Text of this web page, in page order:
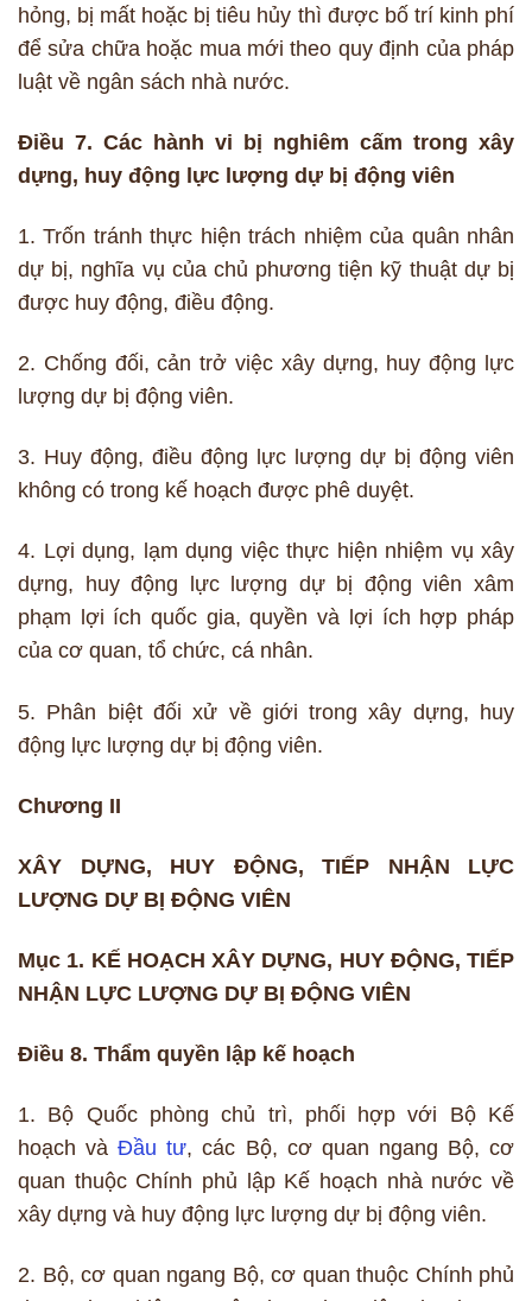
hỏng, bị mất hoặc bị tiêu hủy thì được bố trí kinh phí
để sửa chữa hoặc mua mới theo quy định của pháp
luật về ngân sách nhà nước.
Điều 7. Các hành vi bị nghiêm cấm trong xây
dựng, huy động lực lượng dự bị động viên
1. Trốn tránh thực hiện trách nhiệm của quân nhân
dự bị, nghĩa vụ của chủ phương tiện kỹ thuật dự bị
được huy động, điều động.
2. Chống đối, cản trở việc xây dựng, huy động lực
lượng dự bị động viên.
3. Huy động, điều động lực lượng dự bị động viên
không có trong kế hoạch được phê duyệt.
4. Lợi dụng, lạm dụng việc thực hiện nhiệm vụ xây
dựng, huy động lực lượng dự bị động viên xâm
phạm lợi ích quốc gia, quyền và lợi ích hợp pháp
của cơ quan, tổ chức, cá nhân.
5. Phân biệt đối xử về giới trong xây dựng, huy
động lực lượng dự bị động viên.
Chương II
XÂY DỰNG, HUY ĐỘNG, TIẾP NHẬN LỰC
LƯỢNG DỰ BỊ ĐỘNG VIÊN
Mục 1. KẾ HOẠCH XÂY DỰNG, HUY ĐỘNG, TIẾP
NHẬN LỰC LƯỢNG DỰ BỊ ĐỘNG VIÊN
Điều 8. Thẩm quyền lập kế hoạch
1. Bộ Quốc phòng chủ trì, phối hợp với Bộ Kế
hoạch vàĐầu tư, các Bộ, cơ quan ngang Bộ, cơ
quan thuộc Chính phủ lập Kế hoạch nhà nước về
xây dựng và huy động lực lượng dự bị động viên.
2. Bộ, cơ quan ngang Bộ, cơ quan thuộc Chính phủ